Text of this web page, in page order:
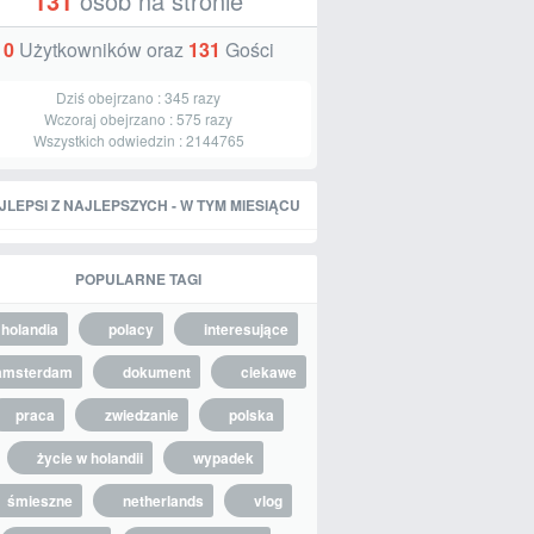
0Użytkowników oraz 131 Gości
Dziś obejrzano :345 razy
Wczoraj obejrzano :575 razy
Wszystkich odwiedzin :2144765
Z NAJLEPSZYCH - W TYM MIESIĄCU
POPULARNE TAGI
holandia polacy
interesujące
dokument
ciekawe
praca
zwiedzanie
polska
życie w holandii
wypadek
śmieszne
netherlands
vlog